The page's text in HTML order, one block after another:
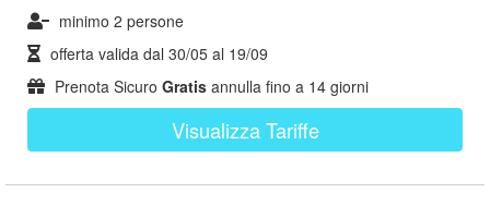
minimo 2 persone
offerta valida dal 30/05 al 19/09
Prenota Sicuro Gratis annulla fino a 14 giorni
Visualizza Tariffe